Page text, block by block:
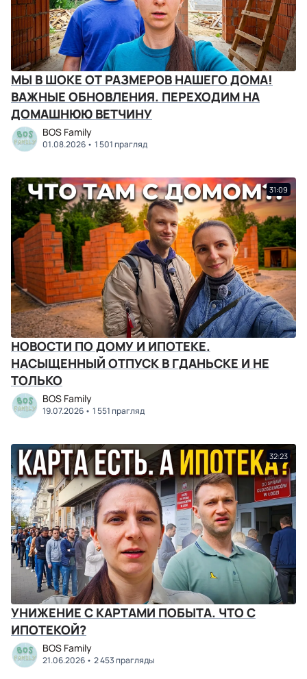
МЫ В ШОКЕ ОТ РАЗМЕРОВ НАШЕГО ДОМА!
ВАЖНЫЕ ОБНОВЛЕНИЯ. ПЕРЕХОДИМ НА
ДОМАШНЮЮ ВЕТЧИНУ
BOS Family
01.08.2026 1 501 прагляд
31:09
НОВОСТИ ПО ДОМУ И ИПОТЕКЕ.
НАСЫЩЕННЫЙ ОТПУСК В ГДАНЬСКЕ И НЕ
ТОЛЬКО
BOS Family
19.07.2026 1 551 прагляд
32:23
УНИЖЕНИЕ С КАРТАМИ ПОБЫТА. ЧТО С
ИПОТЕКОЙ?
BOS Family
21.06.2026 2 453 прагляды